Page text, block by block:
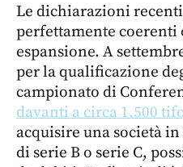
Le dichiarazioni
perfettamente coerenti
espansione. A
per la qualificazione
campionato di
davanti a circa 1.500
acquisire una società
di serie B o serie C,